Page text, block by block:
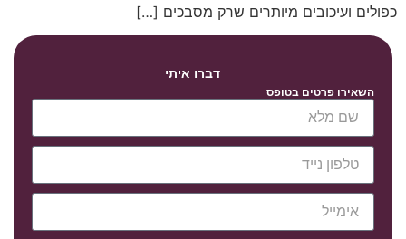
כפולים ועיכובים מיותרים שרק מסבכים […]
דברו איתי
השאירו פרטים בטופס